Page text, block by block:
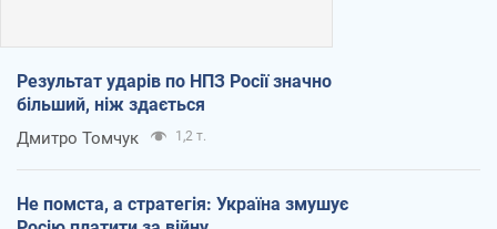
Результат ударів по НПЗ Росії значно
більший, ніж здається
Дмитро Томчук 1,2 т.
Не помста, а стратегія: Україна змушує